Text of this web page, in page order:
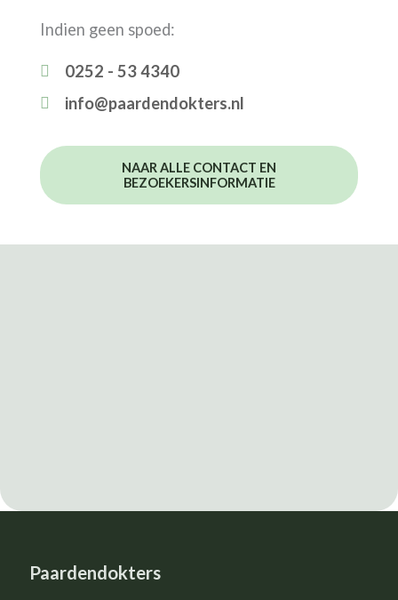
Indien geen spoed:
0252 - 53 4340
info@paardendokters.nl
NAAR ALLE CONTACT EN
BEZOEKERSINFORMATIE
Paardendokters